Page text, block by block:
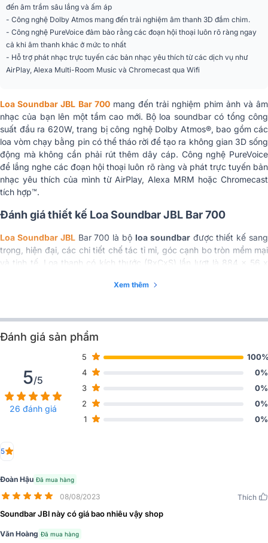
Đầu dò loa siêu trầm
Kích thước loa
soundbar chính (Rộng
x Cao x Sâu)
884 x 56 x 120 mm
(Rộng x Cao x Sâu)
Kích thước loa siêu
trầm (Rộng x Cao x
Sâu)
305 x 440,4 x 305 mm
Trọng lượng thanh âm
thanh
3,2 kg
Trọng lượng loa vòm
Trọng lượng loa siêu
10 kg
đến âm trầm sâu lắng và ấm áp
- Công nghệ Dolby Atmos mang đến trải nghiệm âm thanh 3D đắm chìm.
- Công nghệ PureVoice đảm bảo rằng các đoạn hội thoại luôn rõ ràng ngay
cả khi âm thanh khác ở mức to nhất
- Hỗ trợ phát nhạc trực tuyến các bản nhạc yêu thích từ các dịch vụ như
AirPlay, Alexa Multi-Room Music và Chromecast qua Wifi
Loa Soundbar JBL Bar 700mang đến trải nghiệm phim ảnh và âm
nhạc của bạn lên một tầm cao mới. Bộ loa soundbar có tổng công
suất đầu ra 620W, trang bị công nghệ Dolby Atmos®, bao gồm các
loa vòm chạy bằng pin có thể tháo rời để tạo ra không gian 3D sống
động mà không cần phải rút thêm dây cáp. Công nghệ PureVoice
để lắng nghe các đoạn hội thoại luôn rõ ràng và phát trực tuyến bản
nhạc yêu thích của mình từ AirPlay, Alexa MRM hoặc Chromecast
tích hợp™.
Đánh giá thiết kế Loa Soundbar JBL Bar 700
Loa Soundbar JBLBar 700 là bộ loa soundbarđược thiết kế sang
trọng, hiện đại, các chi tiết chế tác tỉ mỉ, góc cạnh bo tròn mềm mại
và tinh tế. Loa thanh có kích thước (RxCxS) lần lượt là 884 x 56 x
thể tháo rời, thông số (RxCxS) lần lượt là 145 x 56 x 120 mm cùng
Xem thêm
Đánh giá sản phẩm
5/5
26 đánh giá
5
4
0%
3
0%
2
0%
1
0%
5
Đoàn Hậu Đã mua hàng
08/08/2023 Thích
Soundbar JBl này có giá bao nhiêu vậy shop
Văn Hoàng Đã mua hàng